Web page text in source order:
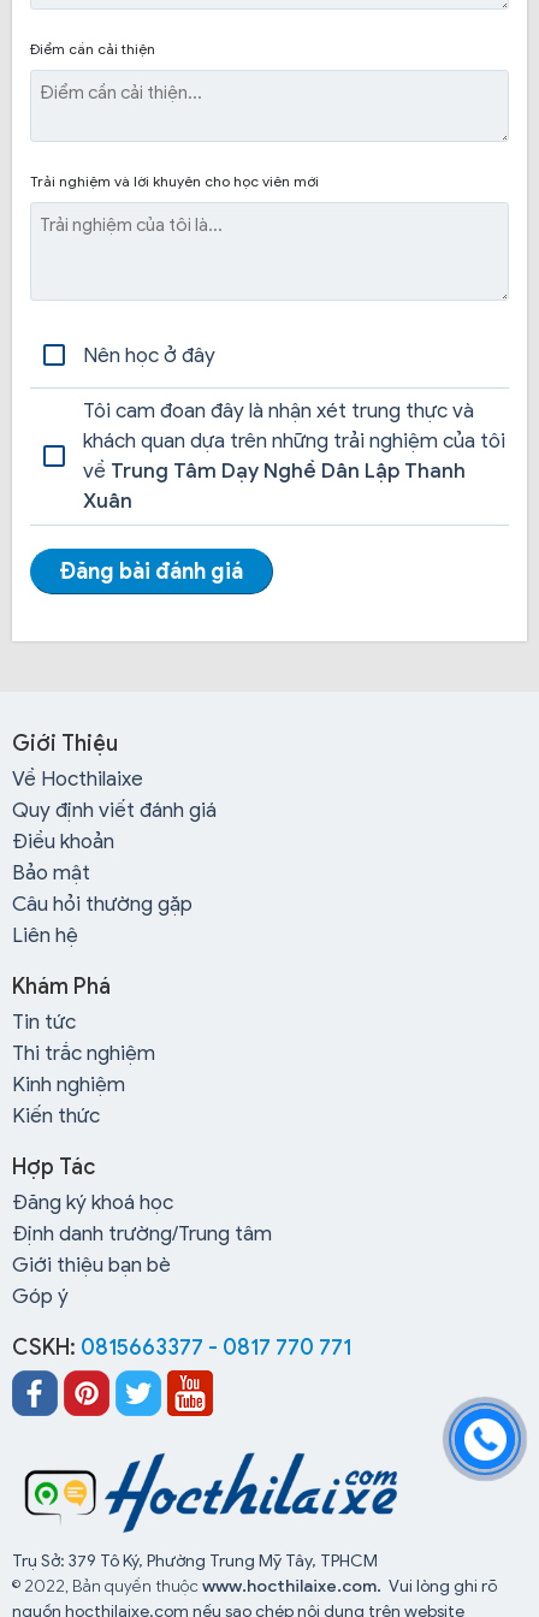
Điểm cần cải thiện
Trải nghiệm và lời khuyên cho học viên mới
Nên học ở đây
Tôi cam đoan đây là nhận xét trung thực và
khách quan dựa trên những trải nghiệm của tôi
về Trung Tâm Dạy Nghề Dân Lập Thanh
Xuân
Đăng bài đánh giá
Giới Thiệu
Về Hocthilaixe
Quy định viết đánh giá
Điều khoản
Bảo mật
Câu hỏi thường gặp
Liên hệ
Khám Phá
Tin tức
Thi trắc nghiệm
Kinh nghiệm
Kiến thức
Hợp Tác
Đăng ký khoá học
Định danh trường/Trung tâm
Giới thiệu bạn bè
Góp ý
CSKH: 0815663377 - 0817 770 771
Trụ Sở: 379 Tô Ký, Phường Trung Mỹ Tây, TPHCM
© 2022, Bản quyền thuộc www.hocthilaixe.com. Vui lòng ghi rõ
nguồn hocthilaixe.com nếu sao chép nội dung trên website